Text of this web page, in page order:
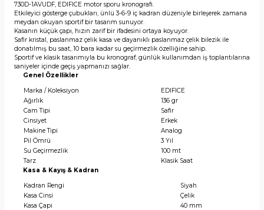
730D-1AVUDF, EDIFICE motor sporu kronografı.
Etkileyici gösterge çubukları, ünlü 3-6-9 iç kadran düzeniyle birleşerek zamana
meydan okuyan sportif bir tasarım sunuyor.
Kasanın küçük çapı, hızın zarif bir ifadesini ortaya koyuyor.
Safir kristal, paslanmaz çelik kasa ve dayanıklı paslanmaz çelik bilezik ile
donatılmış bu saat, 10 bara kadar su geçirmezlik özelliğine sahip.
Sportif ve klasik tasarımıyla bu kronograf, günlük kullanımdan iş toplantılarına
saniyeler içinde geçiş yapmanızı sağlar.
Genel Özellikler
Marka / Koleksiyon
EDIFICE
Ağırlık
136 gr
Cam Tipi
Safir
Cinsiyet
Erkek
Makine Tipi
Analog
Pil Ömrü
3 Yıl
Su Geçirmezlik
100 mt
Tarz
Klasik Saat
Kasa & Kayış & Kadran
Kadran Rengi
Siyah
Kasa Cinsi
Çelik
Kasa Çapı
40 mm